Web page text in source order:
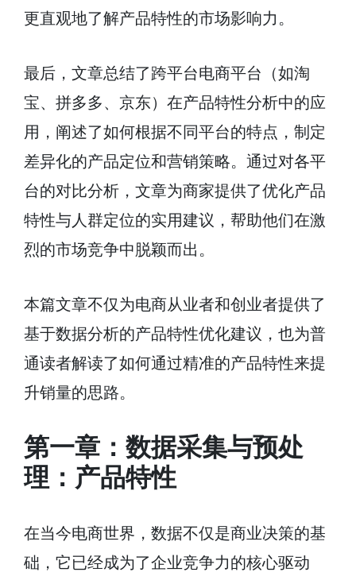
更直观地了解产品特性的市场影响力。
最后，文章总结了跨平台电商平台（如淘
宝、拼多多、京东）在产品特性分析中的应
用，阐述了如何根据不同平台的特点，制定
差异化的产品定位和营销策略。通过对各平
台的对比分析，文章为商家提供了优化产品
特性与人群定位的实用建议，帮助他们在激
烈的市场竞争中脱颖而出。
本篇文章不仅为电商从业者和创业者提供了
基于数据分析的产品特性优化建议，也为普
通读者解读了如何通过精准的产品特性来提
升销量的思路。
第一章：数据采集与预处
理：产品特性
在当今电商世界，数据不仅是商业决策的基
础，它已经成为了企业竞争力的核心驱动